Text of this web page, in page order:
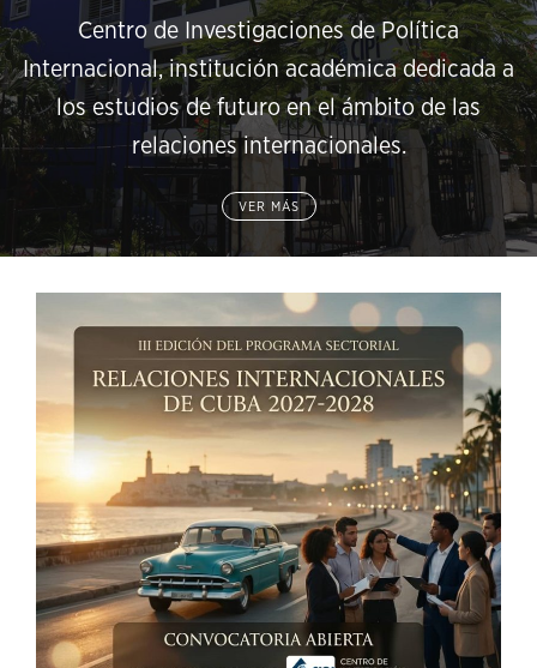
Centro de Investigaciones de Política
Internacional, institución académica dedicada a
los estudios de futuro en el ámbito de las
relaciones internacionales.
VER MÁS